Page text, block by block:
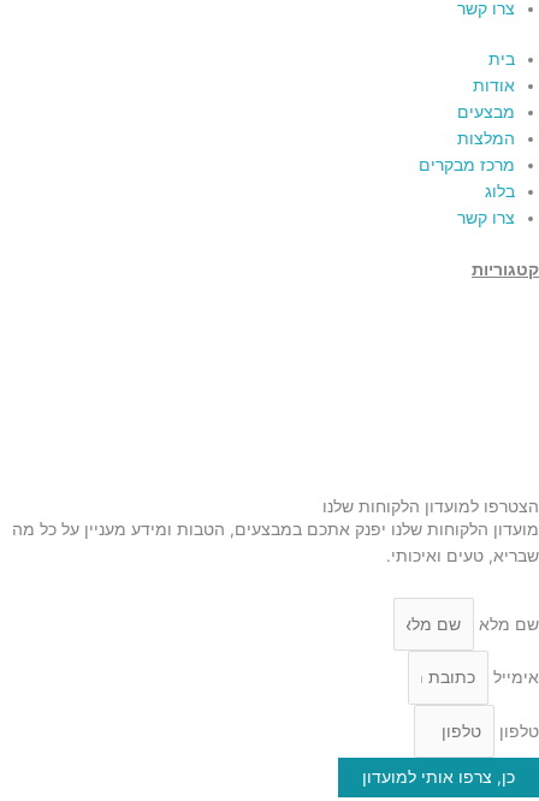
צרו קשר
בית
אודות
מבצעים
המלצות
מרכז מבקרים
בלוג
צרו קשר
קטגוריות
הצטרפו למועדון הלקוחות שלנו
מועדון הלקוחות שלנו יפנק אתכם במבצעים, הטבות ומידע מעניין על כל מה
שבריא, טעים ואיכותי.
שם מלא
אימייל
טלפון
כן, צרפו אותי למועדון